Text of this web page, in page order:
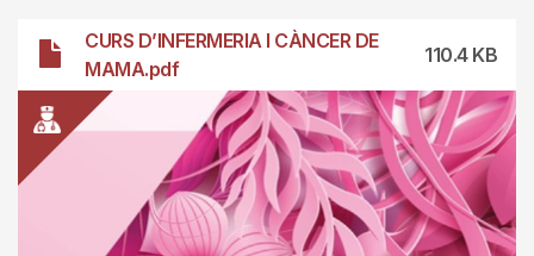
ArchivoCURS D’INFERMERIA I CÀNCER DE
MAMA.pdf
110.4 KB